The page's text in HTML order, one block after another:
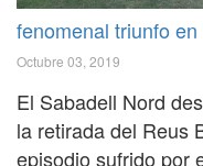
fenomenal triunfo
Octubre 03, 2019
El Sabadell Nord
la retirada del Reus
episodio sufrido por